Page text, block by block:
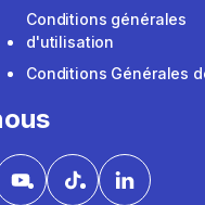
Conditions générales
d'utilisation
Conditions Générales